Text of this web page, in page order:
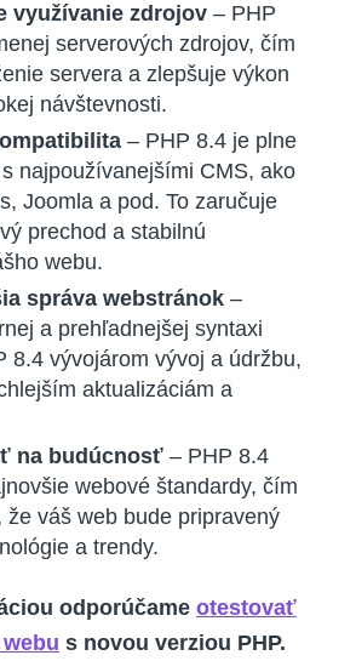
využívanie zdrojov – PHP
serverových zdrojov, čím
servera a zlepšuje výkon
návštevnosti.
– PHP 8.4 je plne
najpoužívanejšími CMS, ako
Joomla a pod. To zaručuje
prechod a stabilnú
webu.
správa webstránok –
a prehľadnejšej syntaxi
8.4 vývojárom vývoj a údržbu,
aktualizáciám a
na budúcnosť – PHP 8.4
webové štandardy, čím
že váš web bude pripravený
a trendy.
odporúčame otestovať
s novou verziou PHP.